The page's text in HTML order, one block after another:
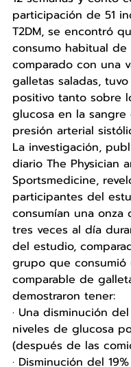
participación de 51
T2DM, se encontró
consumo habitual de
comparado con una
galletas saladas,
positivo tanto sobre
glucosa en la sangre
presión arterial
La investigación,
diario The Physician
Sportsmedicine,
participantes del
consumían una onza
tres veces al día
del estudio,
grupo que consumió
comparable de
demostraron tener:
· Una disminución
niveles de glucosa
(después de las
· Disminución del